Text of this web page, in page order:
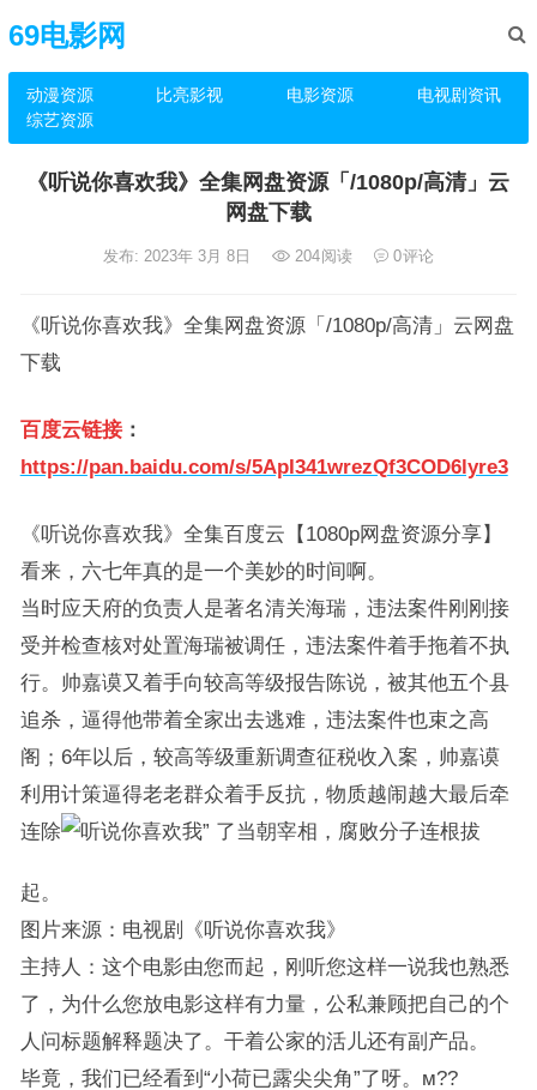
69电影网
动漫资源 比亮影视 电影资源
电视剧资讯
综艺资源
《听说你喜欢我》全集网盘资源「/1080p/高清」云
网盘下载
发布: 2023年 3月 8日 204阅读 0评论
《听说你喜欢我》全集网盘资源「/1080p/高清」云网盘
下载
百度云链接：
https://pan.baidu.com/s/5ApI341wrezQf3COD6lyre3
《听说你喜欢我》全集百度云【1080p网盘资源分享】
看来，六七年真的是一个美妙的时间啊。
当时应天府的负责人是著名清关海瑞，违法案件刚刚接
受并检查核对处置海瑞被调任，违法案件着手拖着不执
行。帅嘉谟又着手向较高等级报告陈说，被其他五个县
追杀，逼得他带着全家出去逃难，违法案件也束之高
阁；6年以后，较高等级重新调查征税收入案，帅嘉谟
利用计策逼得老老群众着手反抗，物质越闹越大最后牵
连除
了当朝宰相，腐败分子连根拔
起。
图片来源：电视剧《听说你喜欢我》
主持人：这个电影由您而起，刚听您这样一说我也熟悉
了，为什么您放电影这样有力量，公私兼顾把自己的个
人问标题解释题决了。干着公家的活儿还有副产品。
毕竟，我们已经看到“小荷已露尖尖角”了呀。м??